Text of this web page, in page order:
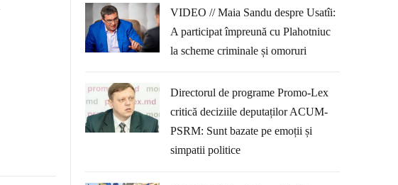
VIDEO // Maia Sandu despre Usatîi:
A participat împreună cu Plahotniuc
la scheme criminale și omoruri
Directorul de programe Promo-Lex
critică deciziile deputaților ACUM-
PSRM: Sunt bazate pe emoții și
simpatii politice